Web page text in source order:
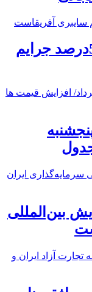
هوش مصنوعی، بستر وقوع 55درصد جرایم
بین‌المللی